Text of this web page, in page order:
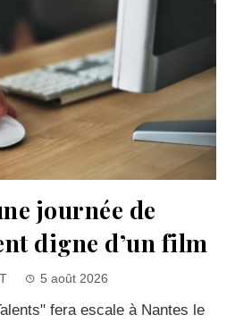
journée de
digne d’un film
5 août 2026
fera escale à Nantes le